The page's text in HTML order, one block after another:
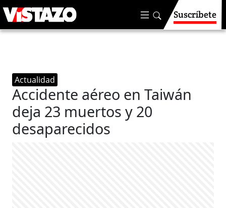
Suscríbete
Actualidad
Accidente aéreo en Taiwán
deja 23 muertos y 20
desaparecidos